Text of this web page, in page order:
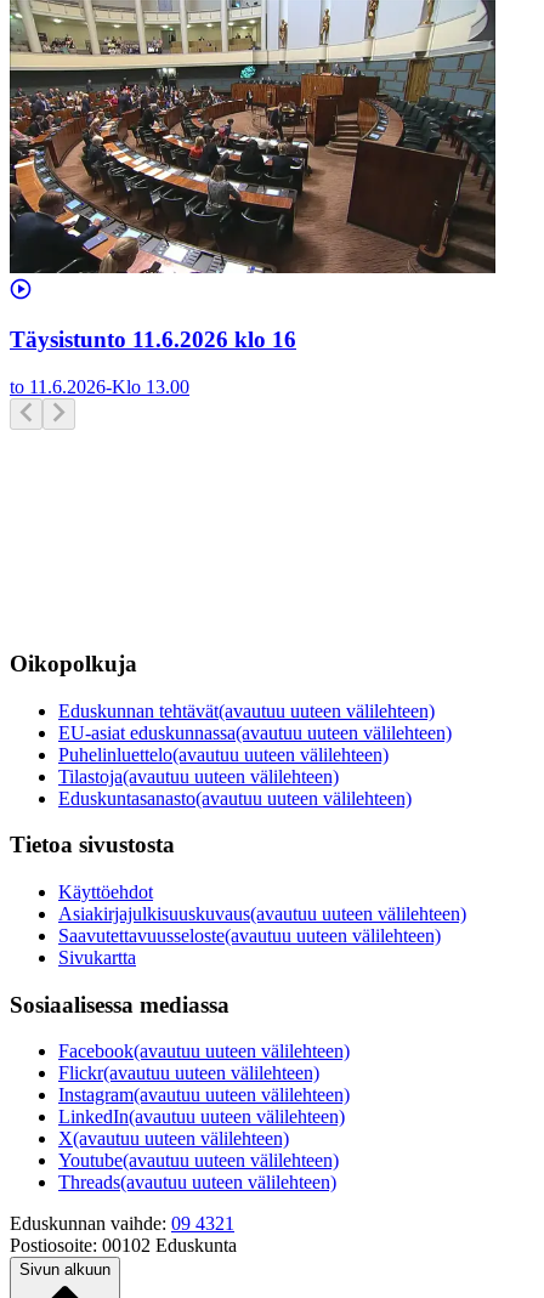
Täysistunto 11.6.2026 klo 16
to 11.6.2026-Klo 13.00
Oikopolkuja
Eduskunnan tehtävät(avautuu uuteen välilehteen)
EU-asiat eduskunnassa(avautuu uuteen välilehteen)
Puhelinluettelo(avautuu uuteen välilehteen)
Tilastoja(avautuu uuteen välilehteen)
Eduskuntasanasto(avautuu uuteen välilehteen)
Tietoa sivustosta
Käyttöehdot
Asiakirjajulkisuuskuvaus(avautuu uuteen välilehteen)
Saavutettavuusseloste(avautuu uuteen välilehteen)
Sivukartta
Sosiaalisessa mediassa
Facebook(avautuu uuteen välilehteen)
Flickr(avautuu uuteen välilehteen)
Instagram(avautuu uuteen välilehteen)
LinkedIn(avautuu uuteen välilehteen)
X(avautuu uuteen välilehteen)
Youtube(avautuu uuteen välilehteen)
Threads(avautuu uuteen välilehteen)
Eduskunnan vaihde: 09 4321
Postiosoite: 00102 Eduskunta
Sivun alkuun